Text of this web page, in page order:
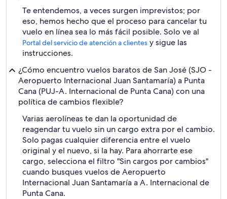
Te entendemos, a veces surgen imprevistos; por
eso, hemos hecho que el proceso para cancelar tu
vuelo en línea sea lo más fácil posible. Solo ve al
Portal del servicio de atención a clientes y sigue las
instrucciones.
¿Cómo encuentro vuelos baratos de San José (SJO -
Aeropuerto Internacional Juan Santamaría) a Punta
Cana (PUJ-A. Internacional de Punta Cana) con una
política de cambios flexible?
Varias aerolíneas te dan la oportunidad de
reagendar tu vuelo sin un cargo extra por el cambio.
Solo pagas cualquier diferencia entre el vuelo
original y el nuevo, si la hay. Para ahorrarte ese
cargo, selecciona el filtro "Sin cargos por cambios"
cuando busques vuelos de Aeropuerto
Internacional Juan Santamaría a A. Internacional de
Punta Cana.